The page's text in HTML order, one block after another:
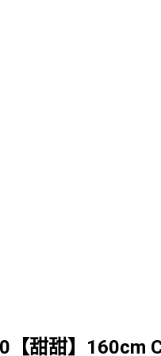
甜甜】160cm